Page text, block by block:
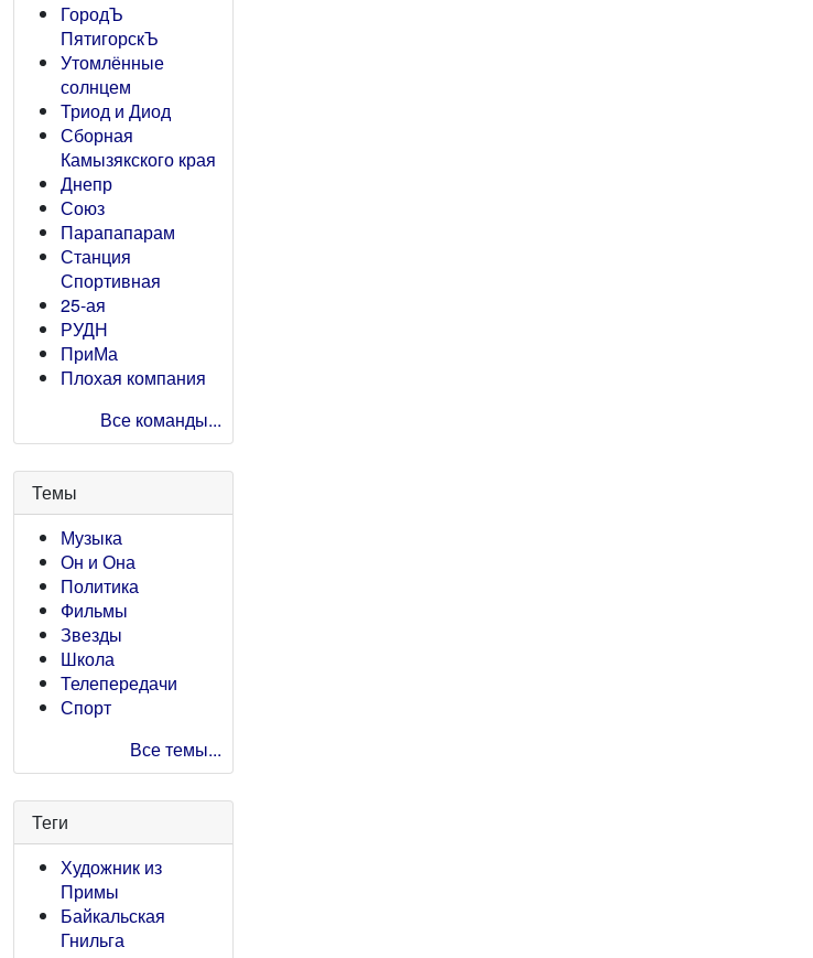
ГородЪ
ПятигорскЪ
Утомлённые
солнцем
Триод и Диод
Сборная
Камызякского края
Днепр
Союз
Парапапарам
Станция
Спортивная
25-ая
РУДН
ПриМа
Плохая компания
Все команды...
Темы
Музыка
Он и Она
Политика
Фильмы
Звезды
Школа
Телепередачи
Спорт
Все темы...
Теги
Художник из
Примы
Байкальская
Гнильга